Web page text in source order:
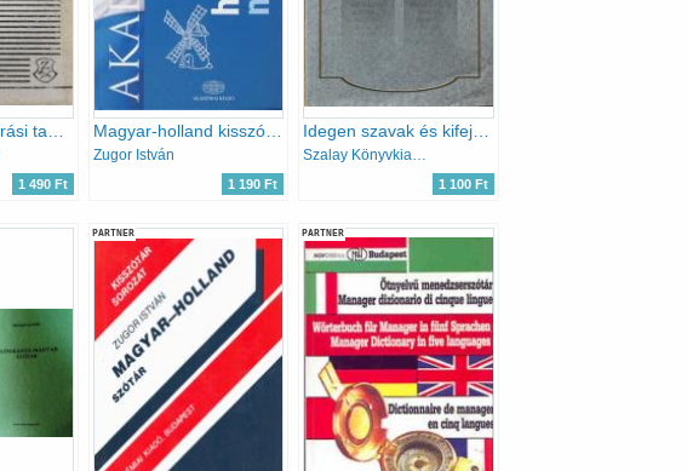
Katonai helyesírási tanácsadó szótár
1 490 Ft
Magyar-holland kisszótár
Zugor István
1 190 Ft
Idegen szavak és kifejezések szótára
Szalay Könyvkiadó
1 100 Ft
PARTNER PARTNER